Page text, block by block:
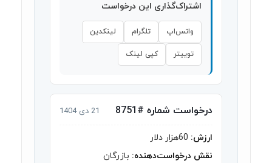
اشتراک‌گذاری این درخواست
واتس‌اپ تلگرام لینکدین
توییتر کپی لینک
درخواست شماره #8751 21 دی 1404
ارزش:
نقش درخواست‌دهنده: بازرگان